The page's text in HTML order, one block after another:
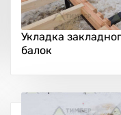
Укладка
балок